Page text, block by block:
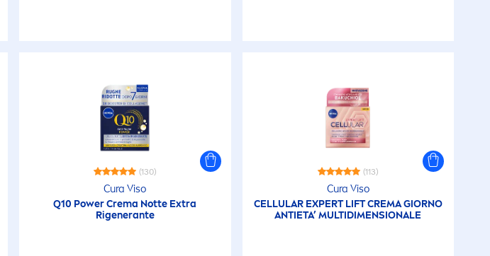
(130)
Cura Viso
Q10 Power Crema Notte Extra
Rigenerante
(113)
Cura Viso
CELLULAREXPERT LIFT CREMA GIORNO
ANTIETA’ MULTIDIMENSIONALE